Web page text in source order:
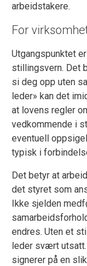
arbeidstakere.
For
Utgangspunktet
stillingsvern. Det
si deg opp uten
leder» kan det
at lovens regler
vedkommende i
eventuell
typisk i
Det betyr at
det styret som
Ikke sjelden
endres. Uten et
leder svært
signerer på en